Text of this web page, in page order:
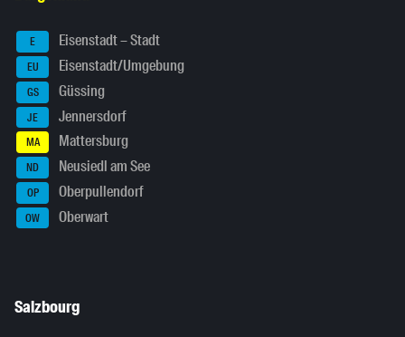
E Eisenstadt – Stadt
EU Eisenstadt/Umgebung
GS Güssing
JE Jennersdorf
MA Mattersburg
ND Neusiedl am See
OP Oberpullendorf
OW Oberwart
Salzbourg